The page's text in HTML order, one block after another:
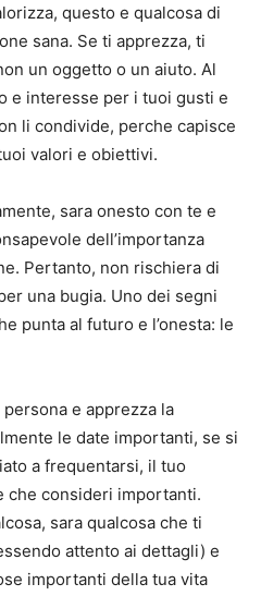
questo e qualcosa di
sana. Se ti apprezza, ti
un oggetto o un aiuto. Al
e interesse per i tuoi gusti e
li condivide, perche capisce
valori e obiettivi.
sara onesto con te e
dell’importanza
Pertanto, non rischiera di
una bugia. Uno dei segni
punta al futuro e l’onesta: le
e apprezza la
le date importanti, se si
a frequentarsi, il tuo
che consideri importanti.
sara qualcosa che ti
attento ai dettagli) e
importanti della tua vita